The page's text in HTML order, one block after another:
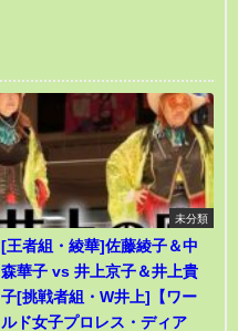
未分類
[王者組・綾華]佐藤綾子＆中
森華子 vs 井上京子＆井上貴
子[挑戦者組・W井上]【ワー
ルド女子プロレス・ディア